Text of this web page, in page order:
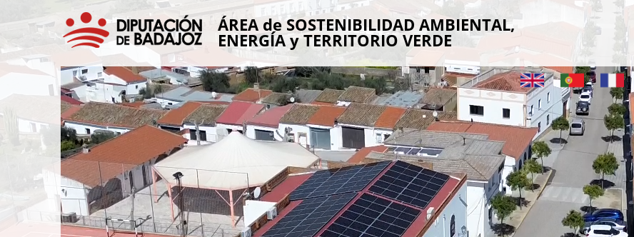
ÁREA de SOSTENIBILIDAD AMBIENTAL,
ENERGÍA y TERRITORIO VERDE